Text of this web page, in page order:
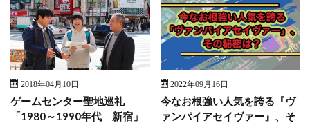
2018年04月10日
ゲームセンター聖地巡礼
「1980～1990年代 新宿」
2022年09月16日
今なお根強い人気を誇る『ヴ
ァンパイアセイヴァー』、そ